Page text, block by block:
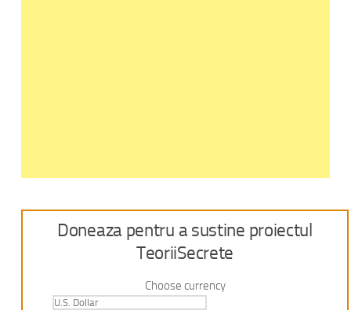
Doneaza pentru a sustine proiectul
TeoriiSecrete
Choose currency